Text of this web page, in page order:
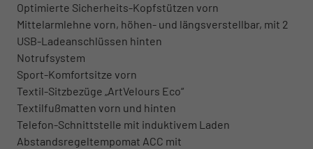
Optimierte Sicherheits-Kopfstützen vorn
Mittelarmlehne vorn, höhen- und längsverstellbar, mit 2
USB-Ladeanschlüssen hinten
Notrufsystem
Sport-Komfortsitze vorn
Textil-Sitzbezüge „ArtVelours Eco“
Textilfußmatten vorn und hinten
Telefon-Schnittstelle mit induktivem Laden
Abstandsregeltempomat ACC mit